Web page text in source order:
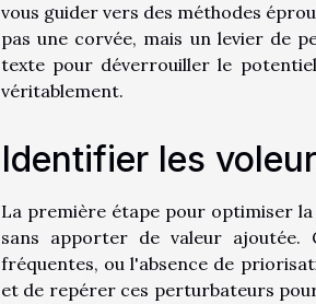
vous guider vers des méthodes
pas une corvée, mais un levier de
texte pour déverrouiller le
véritablement.
Identifier les
La première étape pour optimiser
sans apporter de valeur ajoutée.
fréquentes, ou l'absence de
et de repérer ces perturbateurs